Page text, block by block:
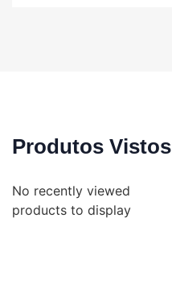
Produtos
No recently viewed
products to display